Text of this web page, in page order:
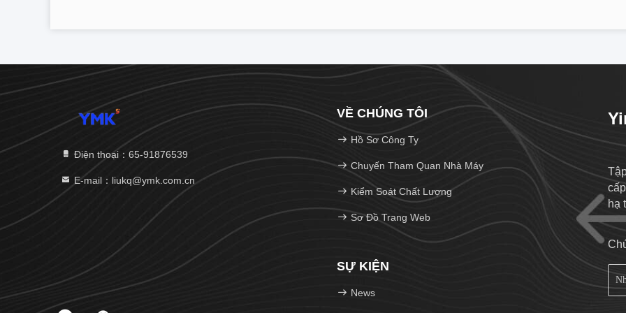
Điện thoại：65-91876539
E-mail：liukq@ymk.com.cn
VỀ CHÚNG TÔI
Hồ Sơ Công Ty
Chuyến Tham Quan Nhà Máy
Kiểm Soát Chất Lượng
Sơ Đồ Trang Web
SỰ KIỆN
News
hạ